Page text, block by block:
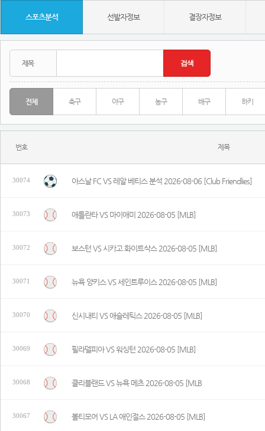
스포츠분석 선발자정보 결장자정보
전체 축구 야구 농구 배구 하키
번호 제목
30074 아스날 FC VS 레알 베티스 분석 2026-08-06 [Club Friendlies]
30073 애틀란타 VS 마이애미 2026-08-05 [MLB]
30072 보스턴 VS 시카고 화이트삭스 2026-08-05 [MLB]
30071 뉴욕 양키스 VS 세인트루이스 2026-08-05 [MLB]
30070 신시내티 VS 애슬레틱스 2026-08-05 [MLB]
30069 필라델피아 VS 워싱턴 2026-08-05 [MLB]
30068 클리블랜드 VS 뉴욕 메츠 2026-08-05 [MLB
30067 볼티모어 VS LA 애인절스 2026-08-05 [MLB]